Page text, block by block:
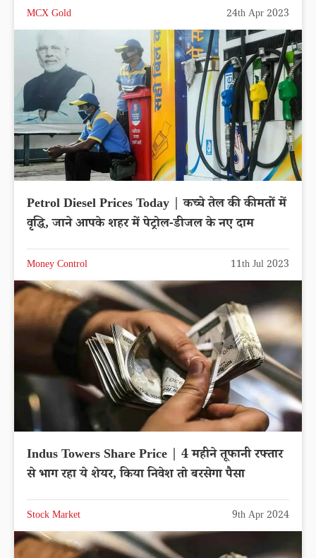
MCX Gold 24th Apr 2023
Petrol Diesel Prices Today | कच्चे तेल की कीमतों में
वृद्धि, जाने आपके शहर में पेट्रोल-डीजल के नए दाम
Money Control 11th Jul 2023
Indus Towers Share Price | 4 महीने तूफानी रफ्तार
से भाग रहा ये शेयर, किया निवेश तो बरसेगा पैसा
Stock Market 9th Apr 2024